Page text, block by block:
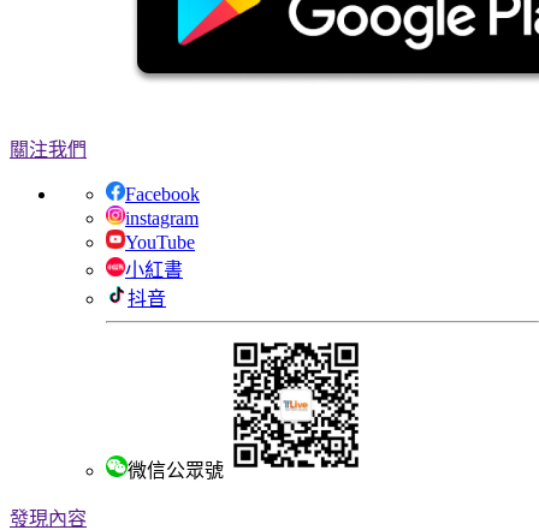
關注我們
Facebook
instagram
YouTube
小紅書
抖音
微信公眾號
發現內容